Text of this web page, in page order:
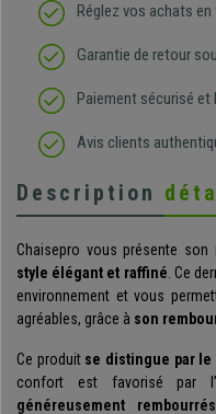
Réglez vos achats
Garantie de retour
Paiement sécurisé
Avis clients
Description
Chaisepro vous présente son
style élégant et raffiné. Ce
environnement et vous
agréables, grâce à son
Ce produit se distingue par
confort est favorisé par
généreusement rembourrés